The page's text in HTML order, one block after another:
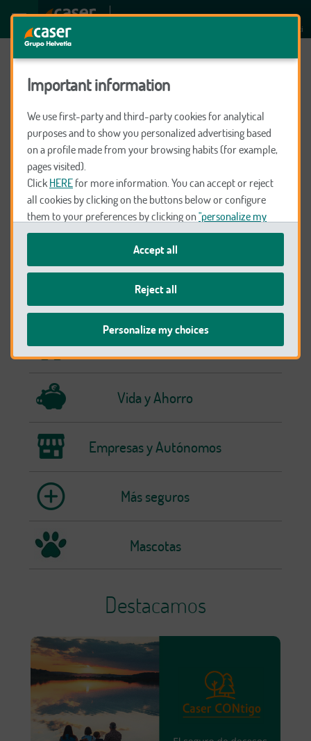
JAIME GARCIA MUÑOZ
Preparados para ti
Seguros
Decesos
Coche y Moto
Salud
Hogar
Vida y Ahorro
Empresas y Autónomos
Más seguros
Mascotas
Destacamos
Important information
We use first-party and third-party cookies for analytical
purposes and to show you personalized advertising based
on a profile made from your browsing habits (for example,
pages visited).
Click HERE for more information. You can accept or reject
all cookies by clicking on the buttons below or configure
them to your preferences by clicking on"personalize my
choices".
We remind you that you can modify your cookie settings at
Cookie Policy
Accept all
Reject all
Personalize my choices